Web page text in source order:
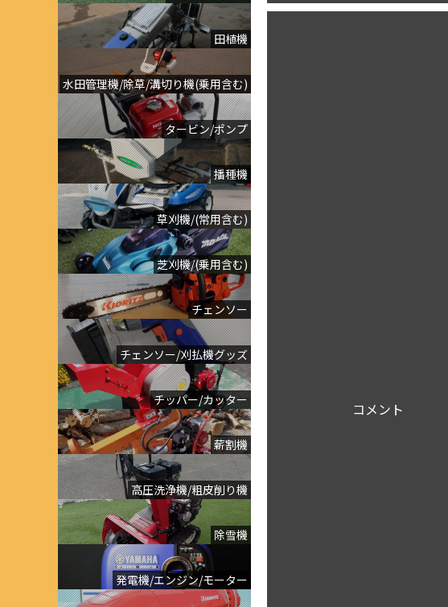
田植機
水田管理機/除草/溝切り機(乗用含む)
タービン/ポンプ
播種機
草刈機/(常用含む)
芝刈機/(乗用含む)
チェンソー
チェンソー/刈払機グッズ
チッパー/カッター
薪割機
高圧洗浄機/粗皮削り機
除雪機
発電機/エンジン/モーター
コメント